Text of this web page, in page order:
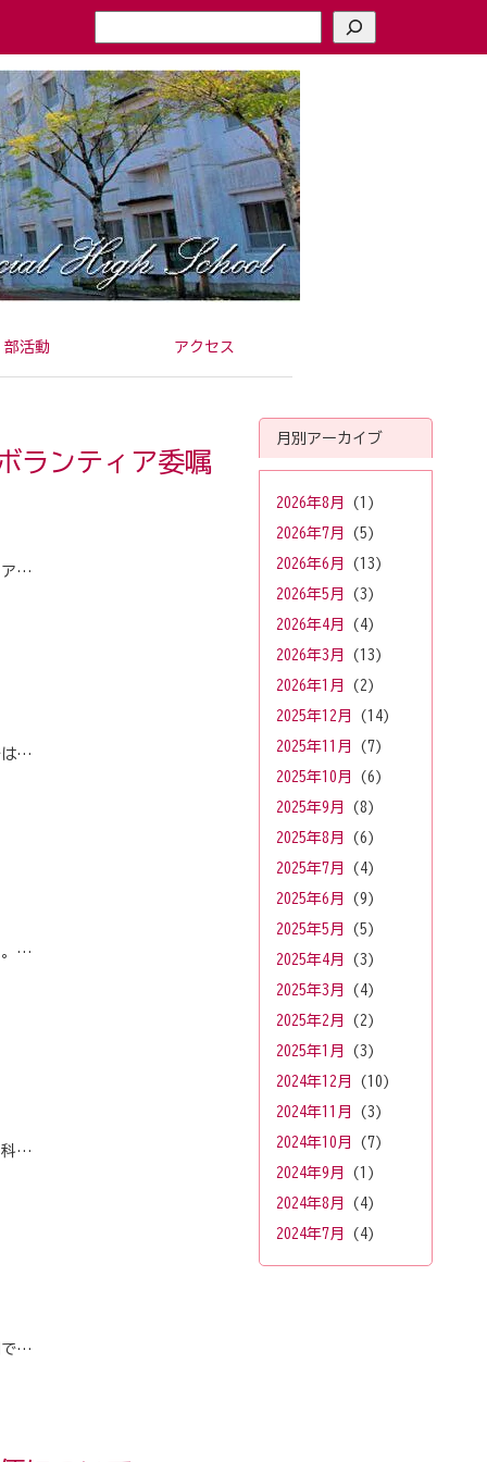
索
部活動 アクセス
ランティア委嘱
ア…
は…
。…
科…
で…
月別アーカイブ
2026年8月
(1)
2026年7月
(5)
2026年6月
(13)
2026年5月
(3)
2026年4月
(4)
2026年3月
(13)
2026年1月
(2)
2025年12月
(14)
2025年11月
(7)
2025年10月
(6)
2025年9月
(8)
2025年8月
(6)
2025年7月
(4)
2025年6月
(9)
2025年5月
(5)
2025年4月
(3)
2025年3月
(4)
2025年2月
(2)
2025年1月
(3)
2024年12月
(10)
2024年11月
(3)
2024年10月
(7)
2024年9月
(1)
2024年8月
(4)
2024年7月
(4)